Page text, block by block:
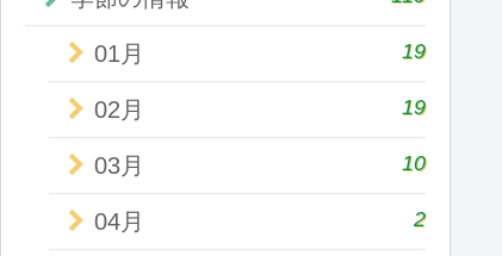
01月 19
02月 19
03月 10
04月 2